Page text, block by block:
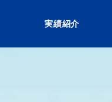
実績紹介